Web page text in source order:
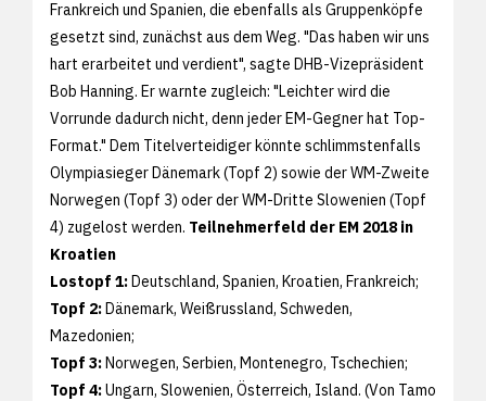
Frankreich und Spanien, die ebenfalls als Gruppenköpfe
gesetzt sind, zunächst aus dem Weg. "Das haben wir uns
hart erarbeitet und verdient", sagte DHB-Vizepräsident
Bob Hanning. Er warnte zugleich: "Leichter wird die
Vorrunde dadurch nicht, denn jeder EM-Gegner hat Top-
Format." Dem Titelverteidiger könnte schlimmstenfalls
Olympiasieger Dänemark (Topf 2) sowie der WM-Zweite
Norwegen (Topf 3) oder der WM-Dritte Slowenien (Topf
4) zugelost werden. Teilnehmerfeld der EM 2018 in
Kroatien
Lostopf 1:Deutschland, Spanien, Kroatien, Frankreich;
Topf 2:Dänemark, Weißrussland, Schweden,
Mazedonien;
Topf 3:Norwegen, Serbien, Montenegro, Tschechien;
Topf 4:Ungarn, Slowenien, Österreich, Island. (Von Tamo